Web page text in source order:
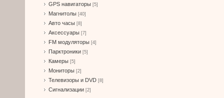
GPS навигаторы [5]
Магнитолы [40]
Авто часы [8]
Аксессуары [7]
FM модуляторы [4]
Парктроники [5]
Камеры [5]
Мониторы [2]
Телевизоры и DVD [8]
Сигнализации [2]